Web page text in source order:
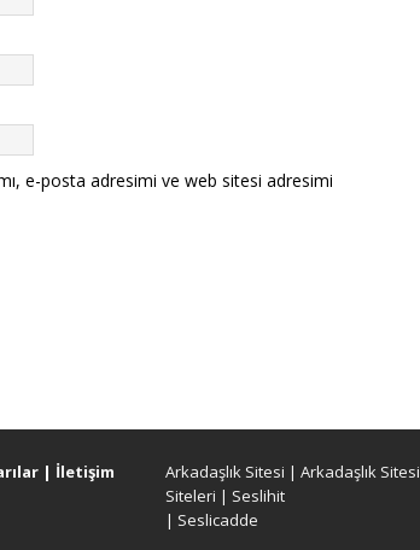
e-posta adresimi ve web sitesi adresimi
| İletişim Arkadaşlık Sitesi | Arkadaşlık Sitesi
Siteleri | Seslihit
| Seslicadde